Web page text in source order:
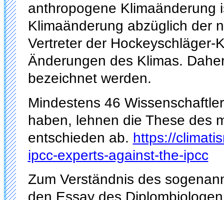
anthropogene Klimaänderung
Klimaänderung abzüglich der
Vertreter der
Änderungen des Klimas.
bezeichnet werden.
Mindestens 46
haben, lehnen die These des
entschieden ab. https://
ipcc-experts-against-the-ipcc
Zum Verständnis des
den Essay des